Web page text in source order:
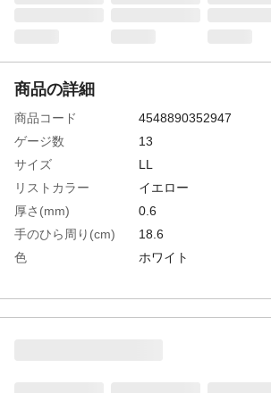
商品の詳細
商品コード
4548890352947
ゲージ数
13
サイズ
LL
リストカラー
イエロー
厚さ(mm)
0.6
手のひら周り(cm)
18.6
色
ホワイト
中指長さ(cm)
8.2